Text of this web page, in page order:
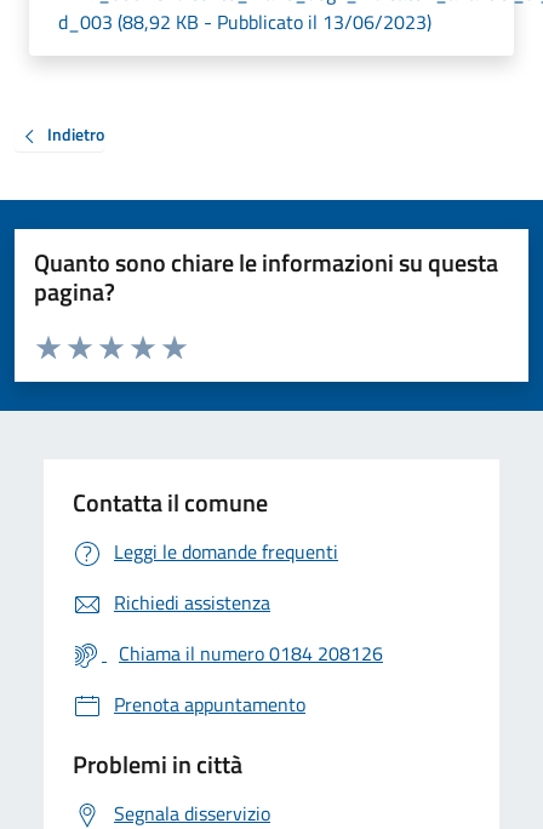
d_003 (88,92 KB - Pubblicato il 13/06/2023)
Indietro
Quanto sono chiare le informazioni su questa
pagina?
Valuta da 1 a 5 stelle la pagina
Valuta 5 stelle su 5
Valuta 4 stelle su 5
Valuta 3 stelle su 5
Valuta 2 stelle su 5
Valuta 1 stelle su 5
Contatta il comune
Leggi le domande frequenti
Richiedi assistenza
Chiama il numero 0184 208126
Prenota appuntamento
Problemi in città
Segnala disservizio